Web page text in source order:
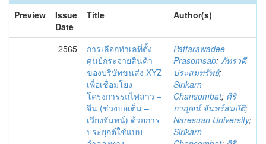
Preview
Issue
Date
Title Author(s)
2565
การเลือกทำเลที่ตั้ง
ศูนย์กระจายสินค้า
ของบริษัทขนส่ง XYZ
เพื่อเชื่อมโยง
โครงการรถไฟลาว –
จีน (ช่วงบ่อเต็น –
เวียงจันทน์) ด้วยการ
ประยุกต์ใช้แบบ
Pattarawadee
Prasomsab; ภัทรวดี
ประสมทรัพย์;
Sirikarn
Chansombat; ศิริ
กาญจน์ จันทร์สมบัติ;
Naresuan University;
Sirikarn